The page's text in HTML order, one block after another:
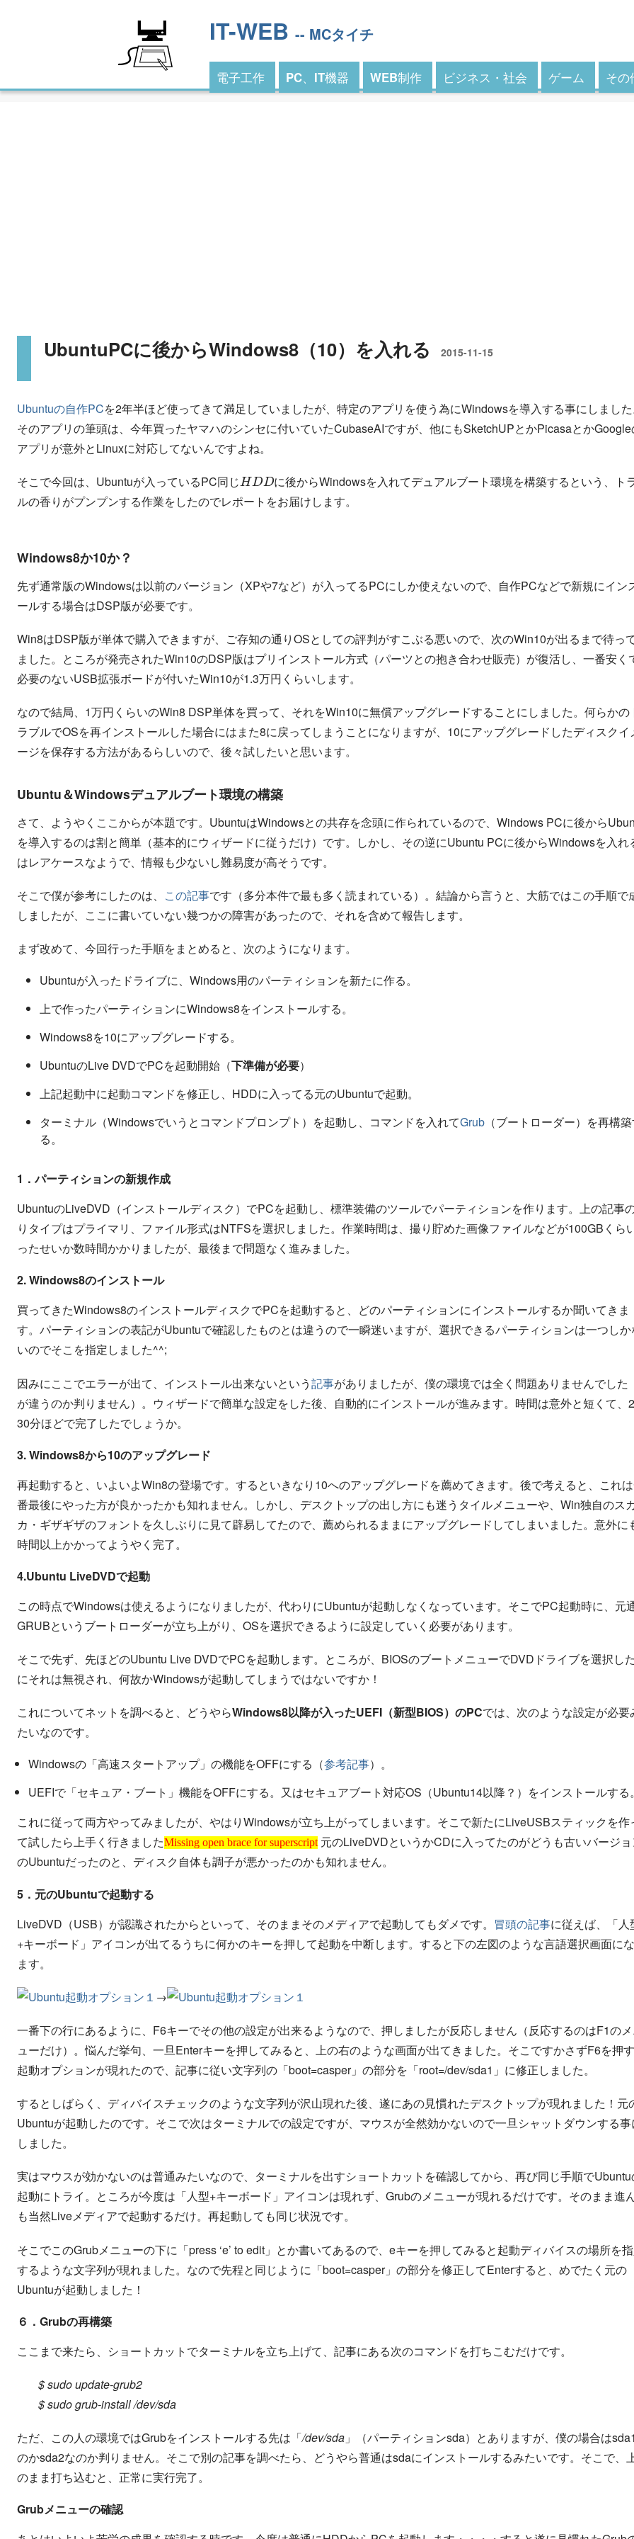
IT-WEB -- MCタイチ
電子工作 PC、IT機器 WEB制作 ビジネス・社会 ゲーム その
UbuntuPCに後からWindows8（10）を入れる 2015-11-15
Ubuntuの自作PCを2年半ほど使ってきて満足していましたが、特定のアプリを使う為にWindowsを導入する事にしました
そのアプリの筆頭は、今年買ったヤマハのシンセに付いていたCubaseAIですが、他にもSketchUPとかPicasaとかGoogle
アプリが意外とLinuxに対応してないんですよね。
そこで今回は、Ubuntuが入っているPC 同 じ
に後からWindowsを入れてデュアルブート環境を構築するという、ト
ルの香りがプンプンする作業をしたのでレポートをお届けします。
Windows8か10か？
先ず通常版のWindowsは以前のバージョン（XPや7など）が入ってるPCにしか使えないので、自作PCなどで新規にイン
ールする場合はDSP版が必要です。
Win8はDSP版が単体で購入できますが、ご存知の通りOSとしての評判がすこぶる悪いので、次のWin10が出るまで待っ
ました。ところが発売されたWin10のDSP版はプリインストール方式（パーツとの抱き合わせ販売）が復活し、一番安く
必要のないUSB拡張ボードが付いたWin10が1.3万円くらいします。
なので結局、1万円くらいのWin8 DSP単体を買って、それをWin10に無償アップグレードすることにしました。何らかの
ラブルでOSを再インストールした場合にはまた8に戻ってしまうことになりますが、10にアップグレードしたディスクイ
ージを保存する方法があるらしいので、後々試したいと思います。
Ubuntu＆Windowsデュアルブート環境の構築
さて、ようやくここからが本題です。UbuntuはWindowsとの共存を念頭に作られているので、Windows PCに後から
を導入するのは割と簡単（基本的にウィザードに従うだけ）です。しかし、その逆にUbuntu PCに後からWindowsを入れ
はレアケースなようで、情報も少ないし難易度が高そうです。
そこで僕が参考にしたのは、 この記事です（多分本件で最も多く読まれている）。結論から言うと、大筋ではこの手順で
しましたが、ここに書いていない幾つかの障害があったので、それを含めて報告します。
まず改めて、今回行った手順をまとめると、次のようになります。
Ubuntuが入ったドライブに、Windows用のパーティションを新たに作る。
上で作ったパーティションにWindows8をインストールする。
Windows8を10にアップグレードする。
UbuntuのLive DVDでPCを起動開始（下準備が必要）
上記起動中に起動コマンドを修正し、HDDに入ってる元のUbuntuで起動。
ターミナル（Windowsでいうとコマンドプロンプト）を起動し、コマンドを入れてGrub （ブートローダー）を再構
る。
1．パーティションの新規作成
UbuntuのLiveDVD（インストールディスク）でPCを起動し、標準装備のツールでパーティションを作ります。上の記事
りタイプはプライマリ、ファイル形式はNTFSを選択しました。作業時間は、撮り貯めた画像ファイルなどが100GBくら
ったせいか数時間かかりましたが、最後まで問題なく進みました。
2. Windows8のインストール
買ってきたWindows8のインストールディスクでPCを起動すると、どのパーティションにインストールするか聞いてきま
す。パーティションの表記がUbuntuで確認したものとは違うので一瞬迷いますが、選択できるパーティションは一つしか
いのでそこを指定しました^^;
因みにここでエラーが出て、インストール出来ないという記事がありましたが、僕の環境では全く問題ありませんでした
が違うのか判りません）。ウィザードで簡単な設定をした後、自動的にインストールが進みます。時間は意外と短くて、
30分ほどで完了したでしょうか。
3. Windows8から10のアップグレード
再起動すると、いよいよWin8の登場です。するといきなり10へのアップグレードを薦めてきます。後で考えると、これ
番最後にやった方が良かったかも知れません。しかし、デスクトップの出し方にも迷うタイルメニューや、Win独自のス
カ・ギザギザのフォントを久しぶりに見て辟易してたので、薦められるままにアップグレードしてしまいました。意外に
時間以上かかってようやく完了。
4.Ubuntu LiveDVDで起動
この時点でWindowsは使えるようになりましたが、代わりにUbuntuが起動しなくなっています。そこでPC起動時に、元
GRUBというブートローダーが立ち上がり、OSを選択できるように設定していく必要があります。
そこで先ず、先ほどのUbuntu Live DVDでPCを起動します。ところが、BIOSのブートメニューでDVDドライブを選択し
にそれは無視され、何故かWindowsが起動してしまうではないですか！
これについてネットを調べると、どうやらWindows8以降が入ったUEFI（新型BIOS）のPCでは、次のような設定が必要
たいなのです。
Windowsの「高速スタートアップ」の機能をOFFにする（参考記事）。
UEFIで「セキュア・ブート」機能をOFFにする。又はセキュアブート対応OS（Ubuntu14以降？）をインストールする。
これに従って両方やってみましたが、やはりWindowsが立ち上がってしまいます。そこで新たにLiveUSBスティックを作
て試したら上手く行きました Missing open brace for superscript
Missing open brace for superscript
元のLiveDVDというかCDに入ってたのがどうも古いバージョ
のUbuntuだったのと、ディスク自体も調子が悪かったのかも知れません。
5．元のUbuntuで起動する
LiveDVD（USB）が認識されたからといって、そのままそのメディアで起動してもダメです。 冒頭の記事に従えば、「人
+キーボード」アイコンが出てるうちに何かのキーを押して起動を中断します。すると下の左図のような言語選択画面に
ます。
→
一番下の行にあるように、F6キーでその他の設定が出来るようなので、押しましたが反応しません（反応するのはF1の
ューだけ）。悩んだ挙句、一旦Enterキーを押してみると、上の右のような画面が出てきました。そこですかさずF6を押
起動オプションが現れたので、記事に従い文字列の「boot=casper」の部分を「root=/dev/sda1」に修正しました。
するとしばらく、ディバイスチェックのような文字列が沢山現れた後、遂にあの見慣れたデスクトップが現れました！元
Ubuntuが起動したのです。そこで次はターミナルでの設定ですが、マウスが全然効かないので一旦シャットダウンする事
しました。
実はマウスが効かないのは普通みたいなので、ターミナルを出すショートカットを確認してから、再び同じ手順でUbuntu
起動にトライ。ところが今度は「人型+キーボード」アイコンは現れず、Grubのメニューが現れるだけです。そのまま進
も当然Liveメディアで起動するだけ。再起動しても同じ状況です。
そこでこのGrubメニューの下に「press ‘e’ to edit」とか書いてあるので、eキーを押してみると起動ディバイスの場所を
するような文字列が現れました。なので先程と同じように「boot=casper」の部分を修正してEnterすると、めでたく元の
Ubuntuが起動しました！
６．Grubの再構築
ここまで来たら、ショートカットでターミナルを立ち上げて、記事にある次のコマンドを打ちこむだけです。
$ sudo update-grub2
$ sudo grub-install /dev/sda
ただ、この人の環境ではGrubをインストールする先は「/dev/sda 」（パーティションsda）とありますが、僕の場合は
のかsda2なのか判りません。そこで別の記事を調べたら、どうやら普通はsdaにインストールするみたいです。そこで、
のまま打ち込むと、正常に実行完了。
Grubメニューの確認